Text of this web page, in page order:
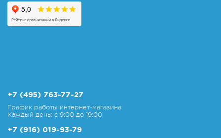
+7 (495) 763-77-27
График работы интернет-магазина:
Каждый день: с 9:00 до 19:00
+7 (916) 019-93-79